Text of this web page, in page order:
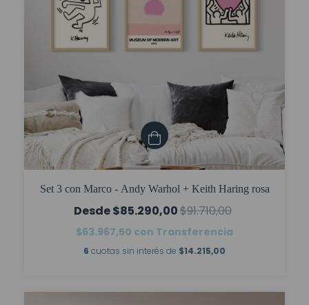
Set 3 con Marco - Andy Warhol + Keith Haring rosa
$85.290,00$91.710,00
$63.967,50 con Transferencia
6 cuotas sin interés de $14.215,00